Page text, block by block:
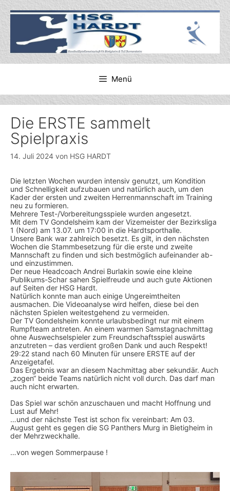
Inhalt
Menü
Die ERSTE sammelt
Spielpraxis
14. Juli 2024 von HSG HARDT
Die letzten Wochen wurden intensiv genutzt, um Kondition
und Schnelligkeit aufzubauen und natürlich auch, um den
Kader der ersten und zweiten Herrenmannschaft im Training
neu zu formieren.
Mehrere Test-/Vorbereitungsspiele wurden angesetzt.
Mit dem TV Gondelsheim kam der Vizemeister der Bezirksliga
1 (Nord) am 13.07. um 17:00 in die Hardtsporthalle.
Unsere Bank war zahlreich besetzt. Es gilt, in den nächsten
Wochen die Stammbesetzung für die erste und zweite
Mannschaft zu finden und sich bestmöglich aufeinander ab-
und einzustimmen.
Der neue Headcoach Andrei Burlakin sowie eine kleine
Publikums-Schar sahen Spielfreude und auch gute Aktionen
auf Seiten der HSG Hardt.
Natürlich konnte man auch einige Ungereimtheiten
ausmachen. Die Videoanalyse wird helfen, diese bei den
nächsten Spielen weitestgehend zu vermeiden.
Der TV Gondelsheim konnte urlaubsbedingt nur mit einem
Rumpfteam antreten. An einem warmen Samstagnachmittag
ohne Auswechselspieler zum Freundschaftsspiel auswärts
anzutreten – das verdient großen Dank und auch Respekt!
29:22 stand nach 60 Minuten für unsere ERSTE auf der
Anzeigetafel.
Das Ergebnis war an diesem Nachmittag aber sekundär. Auch
„zogen“ beide Teams natürlich nicht voll durch. Das darf man
auch nicht erwarten.
Das Spiel war schön anzuschauen und macht Hoffnung und
Lust auf Mehr!
…und der nächste Test ist schon fix vereinbart: Am 03.
August geht es gegen die SG Panthers Murg in Bietigheim in
der Mehrzweckhalle.
…von wegen Sommerpause !